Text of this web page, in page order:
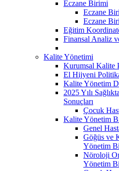
Eczane Birimi
Eczane
Eczane
Eğitim
Finansal Analiz
Kalite Yönetimi
Kurumsal Kalite
El Hijyeni
Kalite Yönetim
2025 Yılı
Sonuçları
Çocuk
Kalite Yönetim
Genel
Göğüs ve
Yönetim
Nöroloji
Yönetim